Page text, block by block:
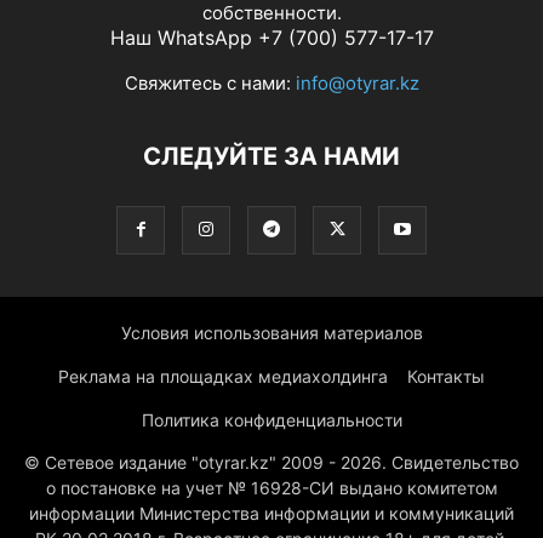
собственности.
Наш WhatsApp +7 (700) 577-17-17
Свяжитесь с нами: info@otyrar.kz
СЛЕДУЙТЕ ЗА НАМИ
Условия использования материалов
Реклама на площадках медиахолдинга Контакты
Политика конфиденциальности
© Сетевое издание "otyrar.kz" 2009 - 2026. Свидетельство
о постановке на учет № 16928-СИ выдано комитетом
информации Министерства информации и коммуникаций